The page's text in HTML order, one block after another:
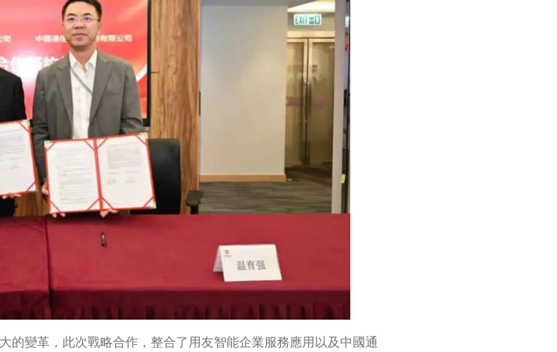
的變革，此次戰略合作，整合了用友智能企業服務應用以及中國通